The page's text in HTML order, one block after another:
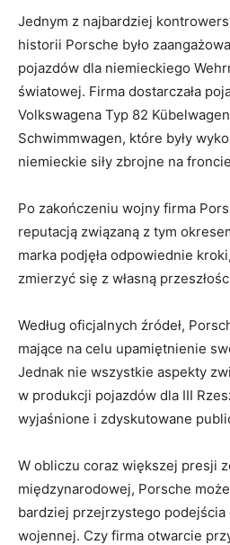
Jednym ⁤z ​najbardziej
historii Porsche było
pojazdów dla niemieckiego
światowej. Firma dostarczała
Volkswagena⁢ Typ 82
Schwimmwagen, które były
niemieckie siły zbrojne na
Po zakończeniu wojny firma
reputacją związaną ‍z tym
marka podjęła odpowiednie
zmierzyć ‌się z własną
Według ​oficjalnych⁣ źródeł,
mające na⁣ celu upamiętnienie
⁢Jednak nie wszystkie aspekty
w ‌produkcji pojazdów dla III
wyjaśnione i zdyskutowane
W obliczu⁤ coraz większej presji⁣
międzynarodowej, Porsche
bardziej‍ przejrzystego podejścia
wojennej. Czy ‌firma otwarcie